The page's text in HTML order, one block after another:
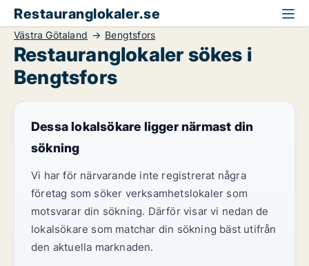
Restauranglokaler.se
Västra Götaland Bengtsfors
Restauranglokaler sökes i
Bengtsfors
Dessa lokalsökare ligger närmast din
sökning
Vi har för närvarande inte registrerat några
företag som söker verksamhetslokaler som
motsvarar din sökning. Därför visar vi nedan de
lokalsökare som matchar din sökning bäst utifrån
den aktuella marknaden.